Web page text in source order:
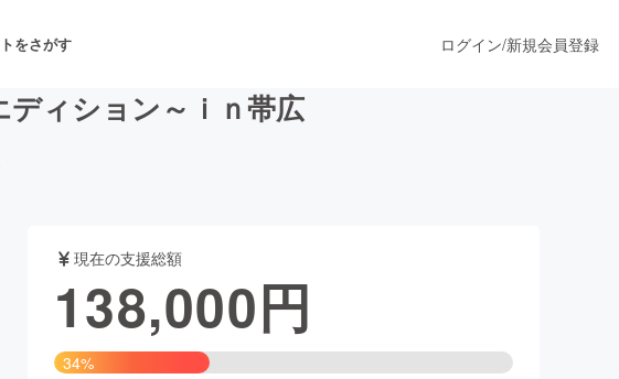
をさがす
フォーマンス
飲食店 ファッション
ログイン/新規会員登録
ィション～ｉｎ帯広
現在の支援総額
138,000円
34%